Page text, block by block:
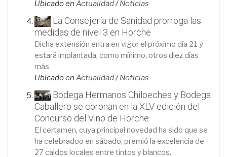
Ubicado en Actualidad/Noticias
La Consejería de Sanidad prorroga las
medidas de nivel 3 en Horche
Dicha extensión entra en vigor el próximo día 21 y
estará implantada, como mínimo, otros diez días
más
Ubicado en Actualidad/Noticias
Bodega Hermanos Chiloeches y Bodega
Caballero se coronan en la XLV edición del
Concurso del Vino de Horche
El certamen, cuya principal novedad ha sido que se
ha celebradoo en sábado, premió la excelencia de
27 caldos locales entre tintos y blancos.